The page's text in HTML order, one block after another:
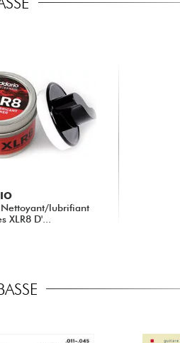
Nettoyant/lubrifiant
XLR8 D'...